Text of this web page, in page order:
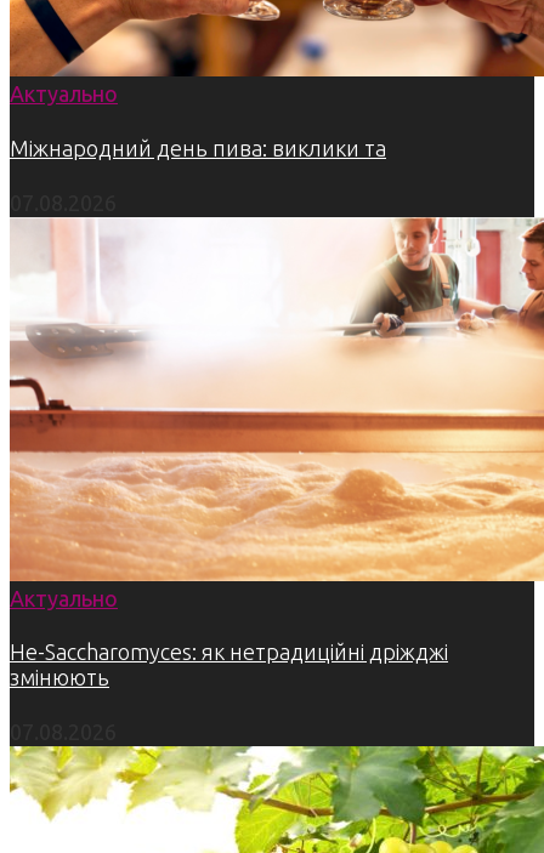
Актуально
Міжнародний день пива: виклики та
Актуально
Не-Saccharomyces: як нетрадиційні дріжджі
змінюють